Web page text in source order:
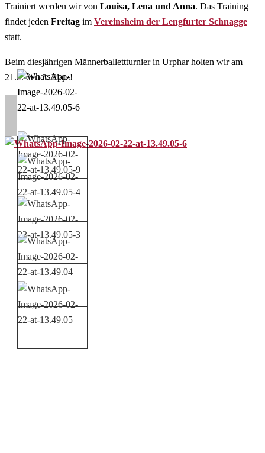
Trainiert werden wir von Louisa, Lena und Anna. Das Training
findet jeden Freitag im Vereinsheim der Lengfurter Schnagge
statt.
Beim diesjährigen Männerballettturnier in Urphar holten wir am
21.2. den 3. Platz!